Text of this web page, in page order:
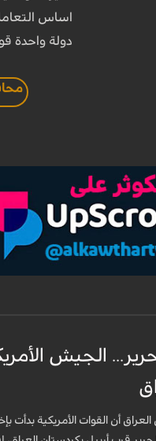
اساس
دولة واحدة
الجيش
أن القوات الأمريكية بدأت